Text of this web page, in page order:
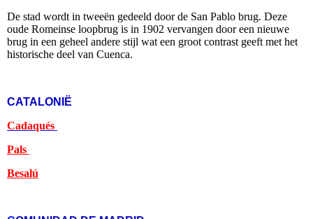
De stad wordt in tweeën gedeeld door de San Pablo brug. Deze
oude Romeinse loopbrug is in 1902 vervangen door een nieuwe
brug in een geheel andere stijl wat een groot contrast geeft met het
historische deel van Cuenca.
CATALONIË
Cadaqués
Pals
Besalú